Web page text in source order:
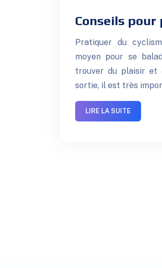
Conseils
Pratiquer du
moyen pour se
trouver du plaisir et
sortie, il est très
LIRE LA SUITE